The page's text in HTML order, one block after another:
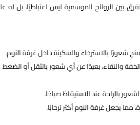
بين الروائح الموسمية ليس اعتباطيًا، بل له
شعورًا بالاسترخاء والسكينة داخل غرفة النوم.
والنقاء، بعيدًا عن أي شعور بالثقل أو الضغط
بالراحة عند الاستيقاظ صباحًا.
مما يجعل غرفة النوم أكثر ترحابًا.